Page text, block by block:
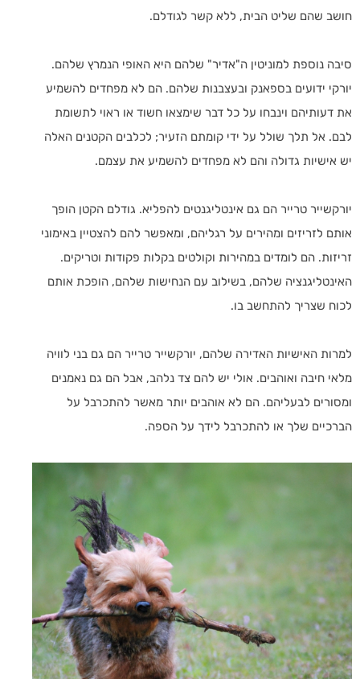
חושב שהם שליט הבית, ללא קשר לגודלם.
סיבה נוספת למוניטין ה"אדיר" שלהם היא האופי הנמרץ שלהם.
יורקי ידועים בספאנק ובעצבנות שלהם. הם לא מפחדים להשמיע
את דעותיהם וינבחו על כל דבר שימצאו חשוד או ראוי לתשומת
לבם. אל תלך שולל על ידי קומתם הזעיר; לכלבים הקטנים האלה
יש אישיות גדולה והם לא מפחדים להשמיע את עצמם.
יורקשייר טרייר הם גם אינטליגנטים להפליא. גודלם הקטן הופך
אותם לזריזים ומהירים על רגליהם, ומאפשר להם להצטיין באימוני
זריזות. הם לומדים במהירות וקולטים בקלות פקודות וטריקים.
האינטליגנציה שלהם, בשילוב עם הנחישות שלהם, הופכת אותם
לכוח שצריך להתחשב בו.
למרות האישיות האדירה שלהם, יורקשייר טרייר הם גם בני לוויה
מלאי חיבה ואוהבים. אולי יש להם צד נלהב, אבל הם גם נאמנים
ומסורים לבעליהם. הם לא אוהבים יותר מאשר להתכרבל על
הברכיים שלך או להתכרבל לידך על הספה.